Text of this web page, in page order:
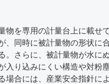
物を専用の計量台上に載せ
、同時に被計量物の形状に
。さらに、被計量物が水に
入り込みにくい構造や対粉
場合には、産業安全指針に